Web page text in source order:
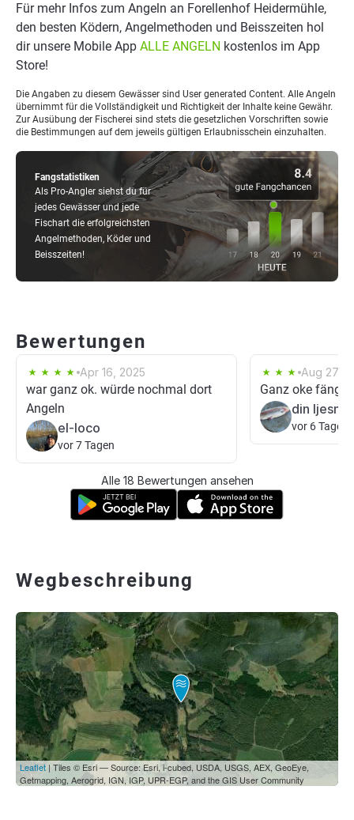
Fangstatistiken
Als Pro-Angler siehst du für
jedes Gewässer und jede
Fischart die erfolgreichsten
Angelmethoden, Köder und
Beisszeiten!
Für mehr Infos zum Angeln an Forellenhof Heidermühle,
den besten Ködern, Angelmethoden und Beisszeiten hol
dir unsere Mobile App ALLE ANGELN kostenlos im App
Store!
Die Angaben zu diesem Gewässer sind User generated Content. Alle Angeln
übernimmt für die Vollständigkeit und Richtigkeit der Inhalte keine Gewähr.
Zur Ausübung der Fischerei sind stets die gesetzlichen Vorschriften sowie
die Bestimmungen auf dem jeweils gültigen Erlaubnisschein einzuhalten.
Bewertungen
Apr 16, 2025
war ganz ok. würde nochmal dort
Angeln
el-loco
vor 7 Tagen
Aug 27,
Ganz oke fänge
din
vor 6 Tagen
Alle 18 Bewertungen ansehen
Wegbeschreibung
Leaflet | Tiles © Esri — Source: Esri, i-cubed, USDA, USGS, AEX, GeoEye,
Getmapping, Aerogrid, IGN, IGP, UPR-EGP, and the GIS User Community